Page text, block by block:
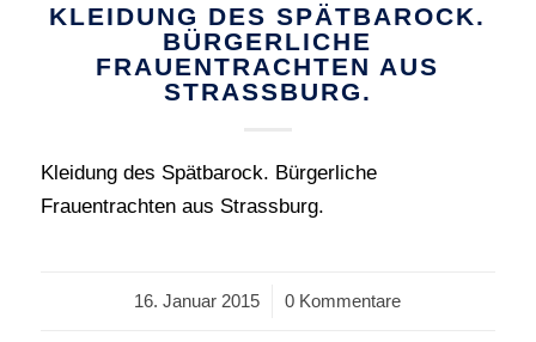
KLEIDUNG DES SPÄTBAROCK.
BÜRGERLICHE
FRAUENTRACHTEN AUS
STRASSBURG.
Kleidung des Spätbarock. Bürgerliche
Frauentrachten aus Strassburg.
16. Januar 2015
/ 0 Kommentare